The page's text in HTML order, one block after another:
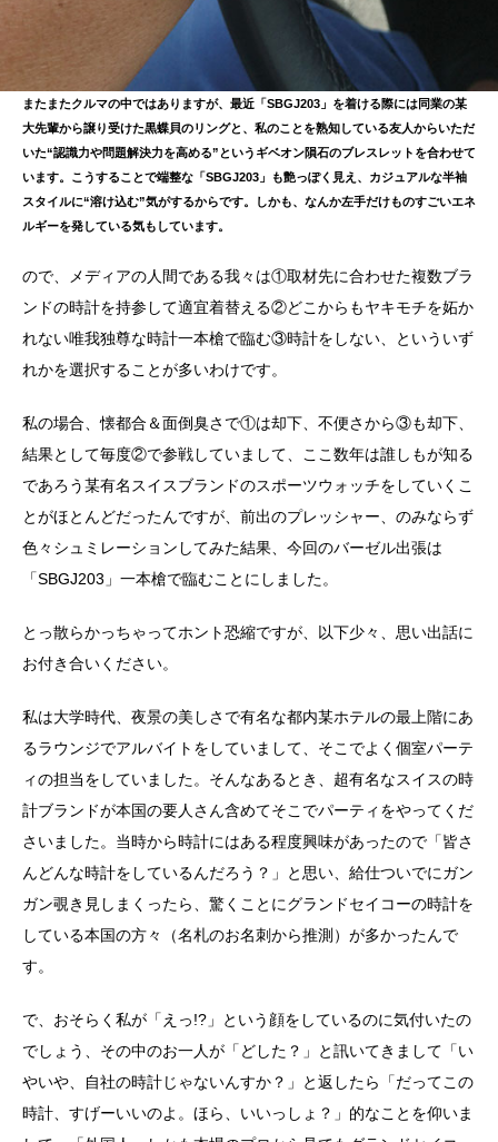
またまたクルマの中ではありますが、最近「SBGJ203」を着ける際には同業の某
大先輩から譲り受けた黒蝶貝のリングと、私のことを熟知している友人からいただ
いた“認識力や問題解決力を高める”というギベオン隕石のブレスレットを合わせて
います。こうすることで端整な「SBGJ203」も艶っぽく見え、カジュアルな半袖
スタイルに“溶け込む”気がするからです。しかも、なんか左手だけものすごいエネ
ルギーを発している気もしています。
ので、メディアの人間である我々は①取材先に合わせた複数ブラ
ンドの時計を持参して適宜着替える②どこからもヤキモチを妬か
れない唯我独尊な時計一本槍で臨む③時計をしない、といういず
れかを選択することが多いわけです。
私の場合、懐都合＆面倒臭さで①は却下、不便さから③も却下、
結果として毎度②で参戦していまして、ここ数年は誰しもが知る
であろう某有名スイスブランドのスポーツウォッチをしていくこ
とがほとんどだったんですが、前出のプレッシャー、のみならず
色々シュミレーションしてみた結果、今回のバーゼル出張は
「SBGJ203」一本槍で臨むことにしました。
とっ散らかっちゃってホント恐縮ですが、以下少々、思い出話に
お付き合いください。
私は大学時代、夜景の美しさで有名な都内某ホテルの最上階にあ
るラウンジでアルバイトをしていまして、そこでよく個室パーテ
ィの担当をしていました。そんなあるとき、超有名なスイスの時
計ブランドが本国の要人さん含めてそこでパーティをやってくだ
さいました。当時から時計にはある程度興味があったので「皆さ
んどんな時計をしているんだろう？」と思い、給仕ついでにガン
ガン覗き見しまくったら、驚くことにグランドセイコーの時計を
している本国の方々（名札のお名刺から推測）が多かったんで
す。
で、おそらく私が「えっ!?」という顔をしているのに気付いたの
でしょう、その中のお一人が「どした？」と訊いてきまして「い
やいや、自社の時計じゃないんすか？」と返したら「だってこの
時計、すげーいいのよ。ほら、いいっしょ？」的なことを仰いま